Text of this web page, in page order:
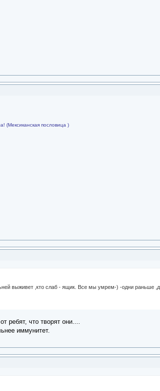
(Мексиканская пословица )
выживет ,кто слаб - ящик. Все мы умрем-) -одни раньше
ребят, что творят они....
иммунитет.